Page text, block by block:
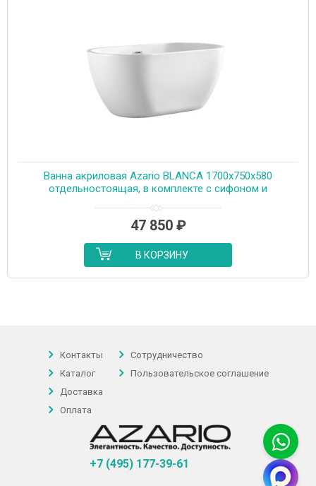
Ванна акриловая Azario BLANCA 1700x750x580
отдельностоящая, в комплекте с сифоном и
47 850 ₽
В КОРЗИНУ
Контакты
Каталог
Доставка
Оплата
Сотрудничество
Пользовательское соглашение
+7 (495) 177-39-61